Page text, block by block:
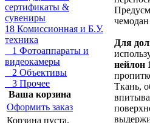
сертификаты &
сувениры
18 Комиссионная и Б.У.
техника
1 Фотоаппараты и
видеокамеры
2 Объективы
3 Прочее
Ваша корзина
Оформить заказ
Корзина пуста.
чемодан
Для
нейлон
Ткань,